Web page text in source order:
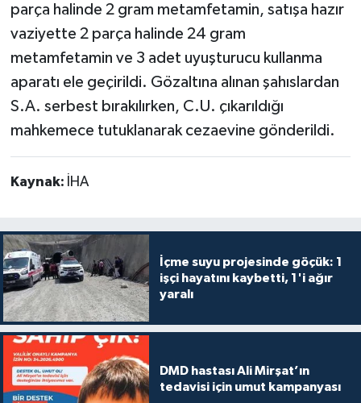
parça halinde 2 gram metamfetamin, satışa hazır
vaziyette 2 parça halinde 24 gram
metamfetamin ve 3 adet uyuşturucu kullanma
aparatı ele geçirildi. Gözaltına alınan şahıslardan
S.A. serbest bırakılırken, C.U. çıkarıldığı
mahkemece tutuklanarak cezaevine gönderildi.
Kaynak: İHA
İçme suyu projesinde göçük: 1
işçi hayatını kaybetti, 1'i ağır
yaralı
DMD hastası Ali Mirşat’ın
tedavisi için umut kampanyası